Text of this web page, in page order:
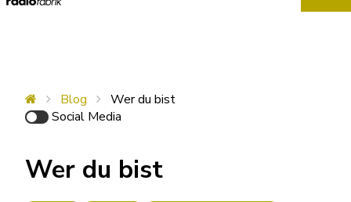
Blog
Wer du bist
Social Media
Wer du bist